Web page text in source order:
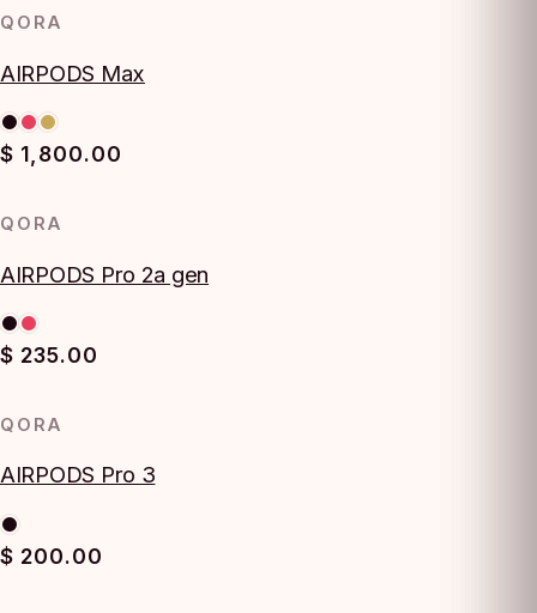
QORA
AIRPODS Max
$ 1,800.00
AGOTADO
QORA
AIRPODS Pro 2a gen
$ 235.00
QORA
AIRPODS Pro 3
$ 200.00